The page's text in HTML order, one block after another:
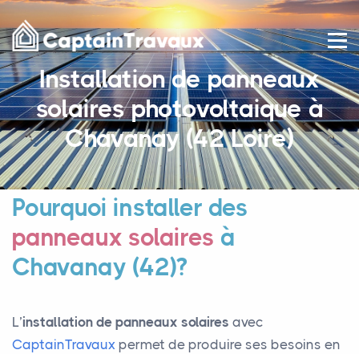
Installation de panneaux
solaires photovoltaique à
Chavanay (42 Loire)
Pourquoi installer des
panneaux solaires à
Chavanay (42)?
L’installation de panneaux solaires avec
CaptainTravaux permet de produire ses besoins en